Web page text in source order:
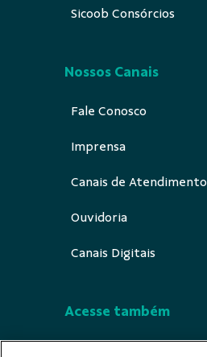
Sicoob Consórcios
Nossos Canais
Fale Conosco
Imprensa
Canais de Atendimento
Ouvidoria
Canais Digitais
Acesse também